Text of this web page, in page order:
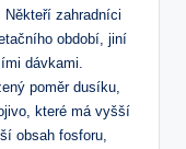
Někteří zahradníci
období, jiní
dávkami.
poměr ⁢dusíku,
⁤které má vyšší
obsah fosforu,